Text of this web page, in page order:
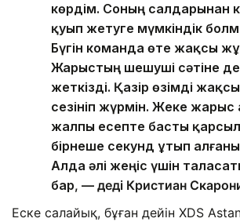
көрдім. Соның салдарынан
қуып жетуге мүмкіндік
Бүгін команда өте жақсы
Жарыстың шешуші сәтіне
жеткізді. Қазір өзімді
сезініп жүрмін. Жеке
жалпы есепте басты
бірнеше секунд ұтып
Алда әлі жеңіс үшін
бар, — деді Кристиан
Еске салайық, бұған дейін XDS